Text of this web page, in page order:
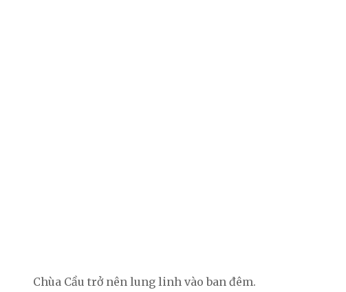
Chùa Cầu trở nên lung linh vào ban đêm.